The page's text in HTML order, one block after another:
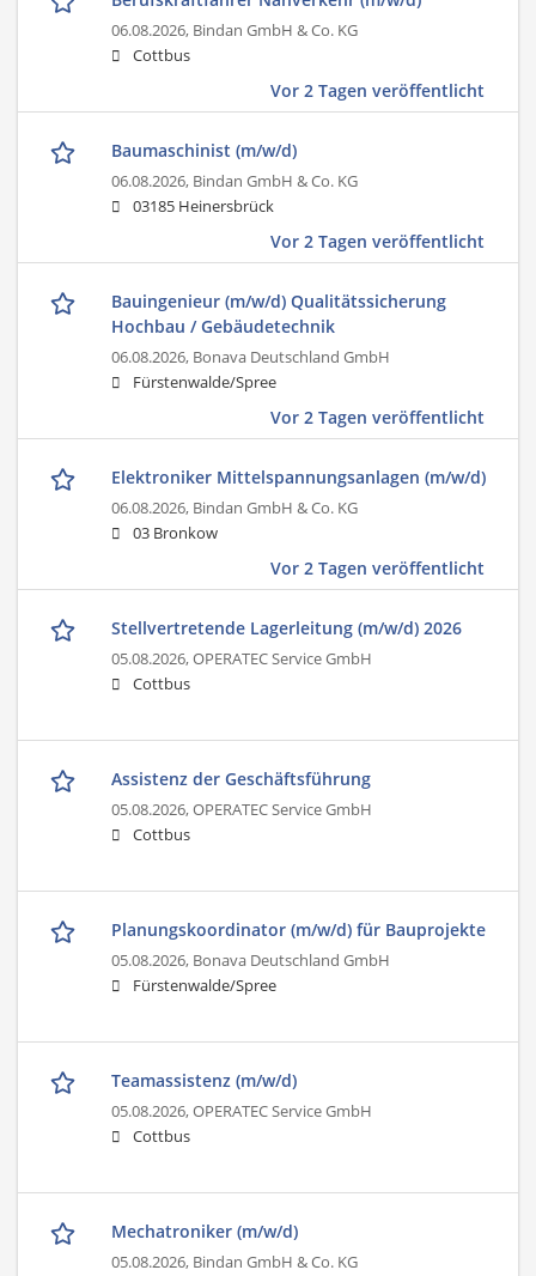
06.08.2026, Bindan GmbH & Co. KG
Cottbus
Vor 2 Tagen veröffentlicht
Baumaschinist (m/w/d)
06.08.2026, Bindan GmbH & Co. KG
03185 Heinersbrück
Vor 2 Tagen veröffentlicht
Bauingenieur (m/w/d) Qualitätssicherung
Hochbau / Gebäudetechnik
06.08.2026, Bonava Deutschland GmbH
Fürstenwalde/Spree
Vor 2 Tagen veröffentlicht
Elektroniker Mittelspannungsanlagen (m/w/d)
06.08.2026, Bindan GmbH & Co. KG
03 Bronkow
Vor 2 Tagen veröffentlicht
Stellvertretende Lagerleitung (m/w/d) 2026
05.08.2026,OPERATEC Service GmbH
Cottbus
Assistenz der Geschäftsführung
05.08.2026,OPERATEC Service GmbH
Cottbus
Planungskoordinator (m/w/d) für Bauprojekte
05.08.2026, Bonava Deutschland GmbH
Fürstenwalde/Spree
Teamassistenz (m/w/d)
05.08.2026,OPERATEC Service GmbH
Cottbus
Mechatroniker (m/w/d)
05.08.2026, Bindan GmbH & Co. KG